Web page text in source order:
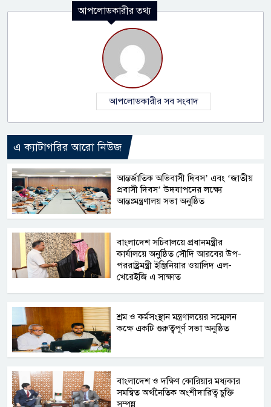
আপলোডকারীর তথ্য
আপলোডকারীর সব সংবাদ
এ ক্যাটাগরির আরো নিউজ
আন্তর্জাতিক অভিবাসী দিবস’ এবং ‘জাতীয়
প্রবাসী দিবস’ উদযাপনের লক্ষ্যে
আন্তঃমন্ত্রণালয় সভা অনুষ্ঠিত
বাংলাদেশ সচিবালয়ে প্রধানমন্ত্রীর
কার্যালয়ে অনুষ্ঠিত সৌদি আরবের উপ-
পররাষ্ট্রমন্ত্রী ইঞ্জিনিয়ার ওয়ালিদ এল-
খেরেইজি এ সাক্ষাত
শ্রম ও কর্মসংস্থান মন্ত্রণালয়ের সম্মেলন
কক্ষে একটি গুরুত্বপূর্ণ সভা অনুষ্ঠিত
বাংলাদেশ ও দক্ষিণ কোরিয়ার মধ্যকার
সমন্বিত অর্থনৈতিক অংশীদারিত্ব চুক্তি
সম্পন্ন